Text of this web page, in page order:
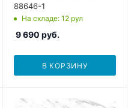
88646-1
На складе: 12 рул
9 690 руб.
В КОРЗИНУ